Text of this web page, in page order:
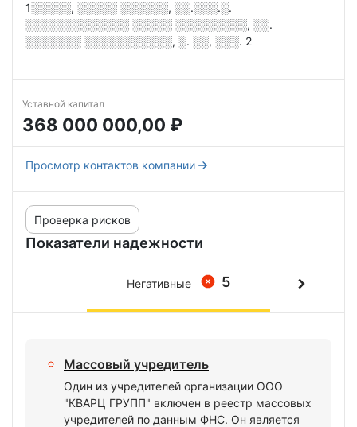
1░░░░░, ░░░░░ ░░░░░░, ░░.░░░.░.
░░░░░░░░░░░░░ ░░░░░ ░░░░░░░░░, ░░.
░░░░░░░ ░░░░░░░░░░░, ░. ░░, ░░░. 2
Уставной капитал
368 000 000,00 ₽
Просмотр контактов компании
Показатели надежности
Проверка рисков
5
Негативные
Массовый учредитель
Один из учредителей организации ООО
"КВАРЦ ГРУПП" включен в реестр массовых
учредителей по данным ФНС. Он является